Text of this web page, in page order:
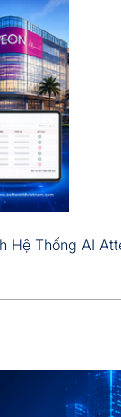
Hệ Thống AI